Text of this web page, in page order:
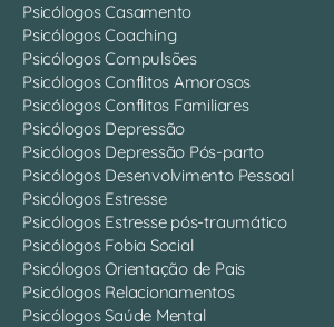
Psicólogos Casamento
Psicólogos Coaching
Psicólogos Compulsões
Psicólogos Conflitos Amorosos
Psicólogos Conflitos Familiares
Psicólogos Depressão
Psicólogos Depressão Pós-parto
Psicólogos Desenvolvimento Pessoal
Psicólogos Estresse
Psicólogos Estresse pós-traumático
Psicólogos Fobia Social
Psicólogos Orientação de Pais
Psicólogos Relacionamentos
Psicólogos Saúde Mental